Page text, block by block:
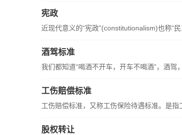
宪政
近现代意义的“宪政”(constitutionalism)也称“民
酒驾标准
我们都知道“喝酒不开车，开车不喝酒”，酒驾
工伤赔偿标准
工伤赔偿标准，又称工伤保险待遇标准。是指
股权转让